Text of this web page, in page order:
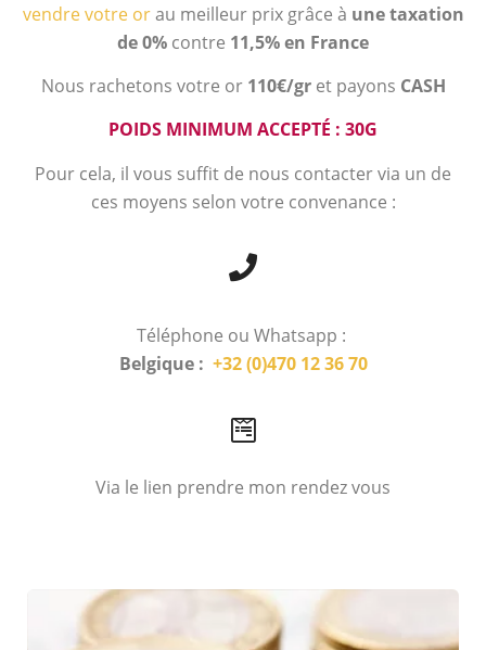
vendre votre orau meilleur prix grâce à une taxation
de 0% contre 11,5% en France
Nous rachetons votre or 110€/gr et payons CASH
POIDS MINIMUM ACCEPTÉ : 30G
Pour cela, il vous suffit de nous contacter via un de
ces moyens selon votre convenance :
Téléphone ou Whatsapp :
Belgique : +32 (0)470 12 36 70
Via le lien prendre mon rendez vous